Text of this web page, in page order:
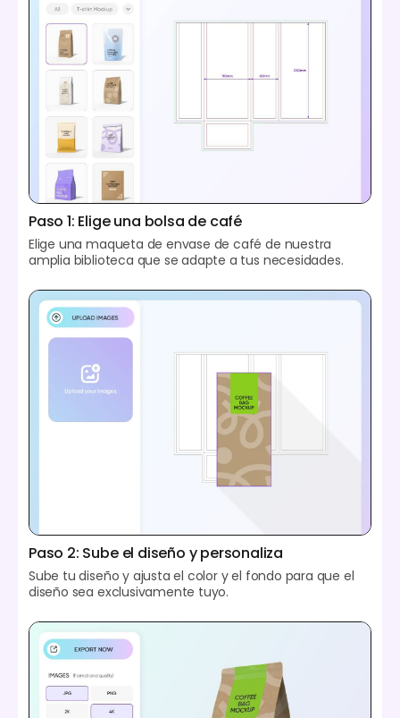
Paso 1: Elige una bolsa de café
Elige una maqueta de envase de café de nuestra
amplia biblioteca que se adapte a tus necesidades.
Paso 2: Sube el diseño y personaliza
Sube tu diseño y ajusta el color y el fondo para que el
diseño sea exclusivamente tuyo.